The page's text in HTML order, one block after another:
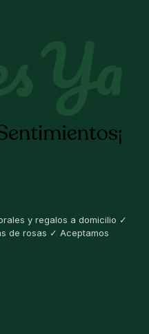
y regalos a domicilio ✓
de rosas ✓ Aceptamos